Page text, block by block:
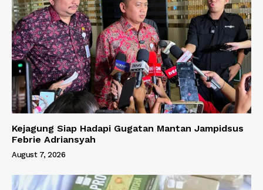
Kejagung Siap Hadapi Gugatan Mantan Jampidsus
Febrie Adriansyah
August 7, 2026